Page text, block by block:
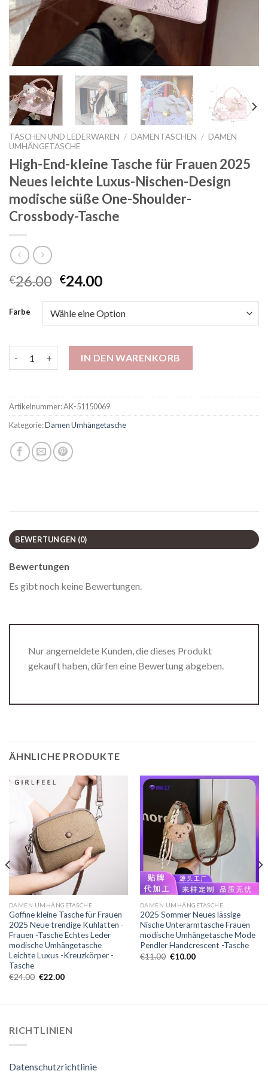
TASCHEN UND LEDERWAREN / DAMENTASCHEN / DAMEN
UMHÄNGETASCHE
High-End-kleine Tasche für Frauen 2025
Neues leichte Luxus-Nischen-Design
modische süße One-Shoulder-
Crossbody-Tasche
€26.00 €24.00
Farbe
IN DEN WARENKORB
Artikelnummer:AK-51150069
Kategorie:Damen Umhängetasche
BEWERTUNGEN (0)
Bewertungen
Es gibt noch keine Bewertungen.
Nur angemeldete Kunden, die dieses Produkt
gekauft haben, dürfen eine Bewertung abgeben.
ÄHNLICHE PRODUKTE
DAMEN UMHÄNGETASCHE
Goffine kleine Tasche für Frauen
2025 Neue trendige Kuhlatten -
Frauen -Tasche Echtes Leder
modische Umhängetasche
Leichte Luxus -Kreuzkörper -
Tasche
€24.00 €22.00
DAMEN UMHÄNGETASCHE
2025 Sommer Neues lässige
Nische Unterarmtasche Frauen
modische Umhängetasche Mode
Pendler Handcrescent -Tasche
€11.00 €10.00
RICHTLINIEN
Datenschutzrichtlinie